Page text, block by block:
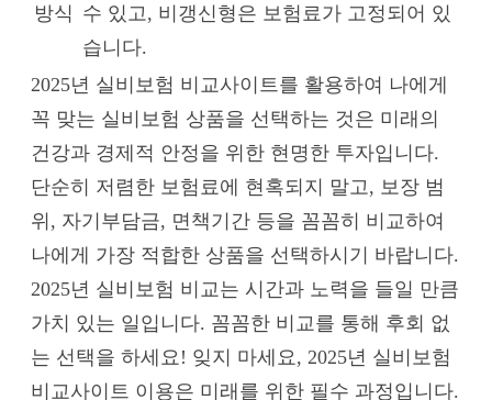
방식 수 있고, 비갱신형은 보험료가 고정되어 있
습니다.
2025년 실비보험 비교사이트를 활용하여 나에게
꼭 맞는 실비보험 상품을 선택하는 것은 미래의
건강과 경제적 안정을 위한 현명한 투자입니다.
단순히 저렴한 보험료에 현혹되지 말고, 보장 범
위, 자기부담금, 면책기간 등을 꼼꼼히 비교하여
나에게 가장 적합한 상품을 선택하시기 바랍니다.
2025년 실비보험 비교는 시간과 노력을 들일 만큼
가치 있는 일입니다. 꼼꼼한 비교를 통해 후회 없
는 선택을 하세요! 잊지 마세요, 2025년 실비보험
비교사이트 이용은 미래를 위한 필수 과정입니다.